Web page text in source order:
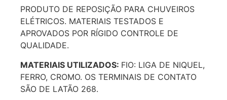
PRODUTO DE REPOSIÇÃO PARA CHUVEIROS
ELÉTRICOS. MATERIAIS TESTADOS E
APROVADOS POR RÍGIDO CONTROLE DE
QUALIDADE.
MATERIAIS UTILIZADOS: FIO: LIGA DE NIQUEL,
FERRO, CROMO. OS TERMINAIS DE CONTATO
SÃO DE LATÃO 268.